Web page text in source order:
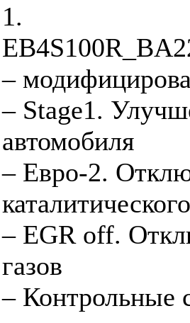
1.
–
– Stage1.
автомобиля
– Евро-2.
– EGR off.
газов
– Контрольные